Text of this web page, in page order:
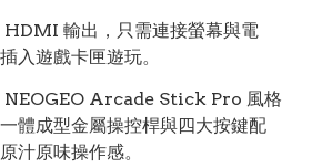
HDMI 輸出，只需連接螢幕與電
入遊戲卡匣遊玩。
NEOGEO Arcade Stick Pro 風格
體成型金屬操控桿與四大按鍵配
汁原味操作感。